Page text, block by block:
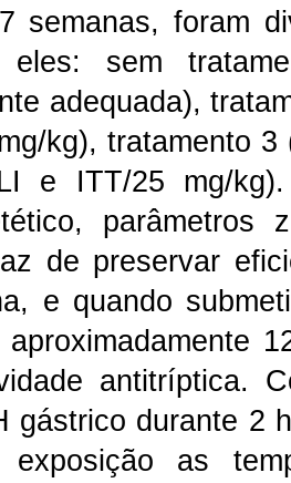
semanas, foram
eles: sem
adequada),
kg), tratamento
e ITT/25 mg/
parâmetros
de preservar
e quando
antitríptica.
gástrico durante 2
as